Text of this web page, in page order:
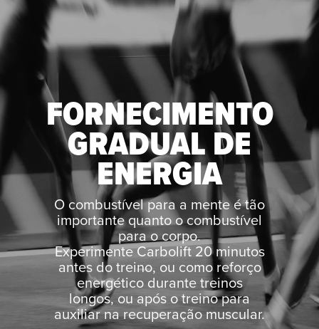
FORNECIMENTO
GRADUAL DE
ENERGIA
O combustível para a mente é tão
importante quanto o combustível
para o corpo.
Experimente Carbolift 20 minutos
antes do treino, ou como reforço
energético durante treinos
longos, ou após o treino para
auxiliar na recuperação muscular.